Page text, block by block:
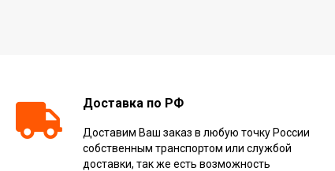
Доставка по РФ
Доставим Ваш заказ в любую точку России
собственным транспортом или службой
доставки, так же есть возможность